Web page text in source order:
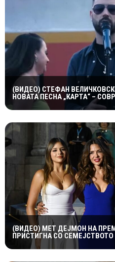
(ВИДЕО) СТЕФАН
НОВАТА ПЕСНА „КАРТА“ –
ЕМОЦИЈА И ВПЕЧАТЛИВ
(ВИДЕО) МЕТ ДЕЈМОН НА
ПРИСТИГНА СО СЕМЕЈСТВОТО
УКРАДОА СИТЕ ПОГЛЕДИ